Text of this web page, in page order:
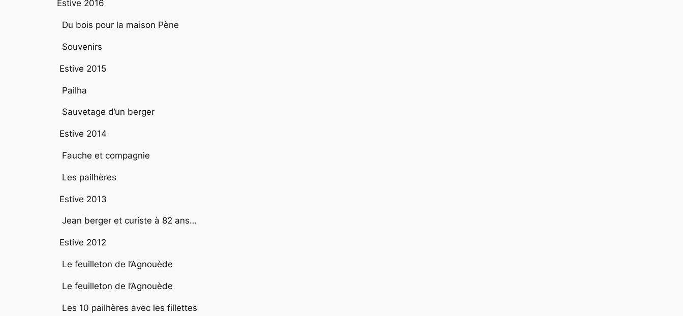
Estive 2016
Du bois pour la maison Pène
Souvenirs
Estive 2015
Pailha
Sauvetage d’un berger
Estive 2014
Fauche et compagnie
Les pailhères
Estive 2013
Jean berger et curiste à 82 ans…
Estive 2012
Le feuilleton de l’Agnouède
Le feuilleton de l’Agnouède
Les 10 pailhères avec les fillettes